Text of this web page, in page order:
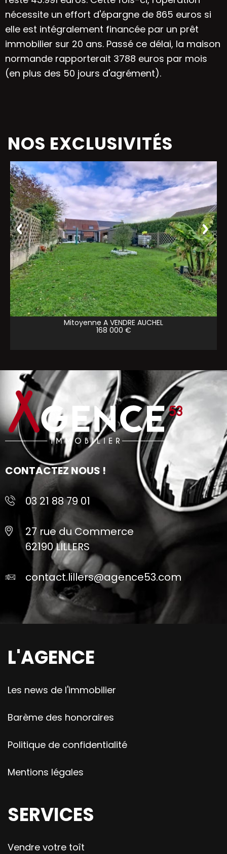
nécessite un effort d'épargne de 865 euros si
elle est intégralement financée par un prêt
immobilier sur 20 ans. Passé ce délai, la maison
normande rapporterait 3788 euros par mois
(en plus des 50 jours d'agrément).
NOS EXCLUSIVITÉS
Mitoyenne A VENDRE AUCHEL
168 000 €
CONTACTEZ NOUS !
03 21 88 79 01
27 rue du Commerce
62190 LILLERS
contact.lillers@agence53.com
L'AGENCE
Les news de l'immobilier
Barème des honoraires
Politique de confidentialité
Mentions légales
SERVICES
Vendre votre toît